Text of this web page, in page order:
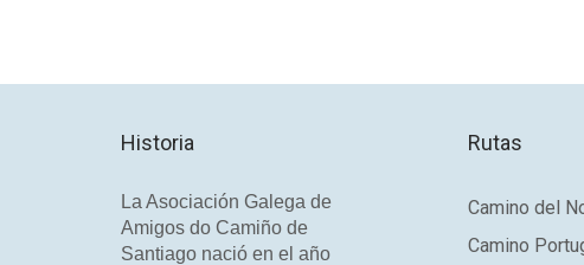
Historia
La Asociación Galega de
Amigos do Camiño de
Santiago nació en el año
Rutas
Camino del
Camino